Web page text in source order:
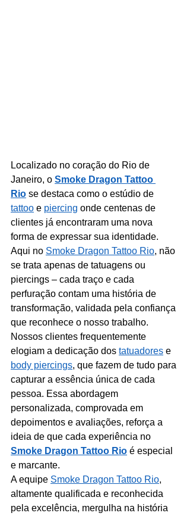
Localizado no coração do Rio de
Janeiro, o Smoke Dragon Tattoo
Rio se destaca como o estúdio de
tattoo e piercing onde centenas de
clientes já encontraram uma nova
forma de expressar sua identidade.
Aqui no Smoke Dragon Tattoo Rio, não
se trata apenas de tatuagens ou
piercings – cada traço e cada
perfuração contam uma história de
transformação, validada pela confiança
que reconhece o nosso trabalho.
Nossos clientes frequentemente
elogiam a dedicação dos tatuadores e
body piercings, que fazem de tudo para
capturar a essência única de cada
pessoa. Essa abordagem
personalizada, comprovada em
depoimentos e avaliações, reforça a
ideia de que cada experiência no
Smoke Dragon Tattoo Rio é especial
e marcante.
A equipe Smoke Dragon Tattoo Rio,
altamente qualificada e reconhecida
pela excelência, mergulha na história